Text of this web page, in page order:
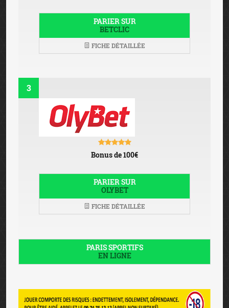
PARIER SUR
BETCLIC
FICHE DÉTAILLÉE
3
Bonus de 100€
PARIER SUR
OLYBET
FICHE DÉTAILLÉE
PARIS SPORTIFS
EN LIGNE